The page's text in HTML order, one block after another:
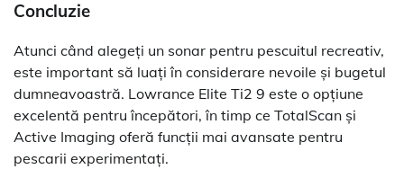
Concluzie
Atunci când alegeți un sonar pentru pescuitul recreativ,
este important să luați în considerare nevoile și bugetul
dumneavoastră. Lowrance Elite Ti2 9 este o opțiune
excelentă pentru începători, în timp ce TotalScan și
Active Imaging oferă funcții mai avansate pentru
pescarii experimentați.